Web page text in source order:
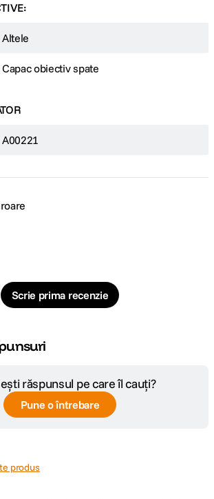
Altele
Capac obiectiv spate
A00221
Scrie prima recenzie
răspunsul pe care îl cauți?
Pune o întrebare
produs